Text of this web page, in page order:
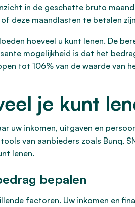
in de geschatte bruto
deze maandlasten te betalen
hoeveel u kunt lenen. De
mogelijkheid is dat het
tot 106% van de waarde van
je kunt
uw inkomen, uitgaven en
van aanbieders zoals Bunq,
lenen.
bepalen
factoren. Uw inkomen en